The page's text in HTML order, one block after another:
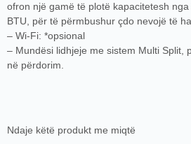
ofron një gamë të plotë kapacitetesh
BTU, për të përmbushur çdo nevojë të
– Wi-Fi: *opsional
– Mundësi lidhjeje me sistem Multi Split,
në përdorim.
Ndaje këtë produkt me miqtë